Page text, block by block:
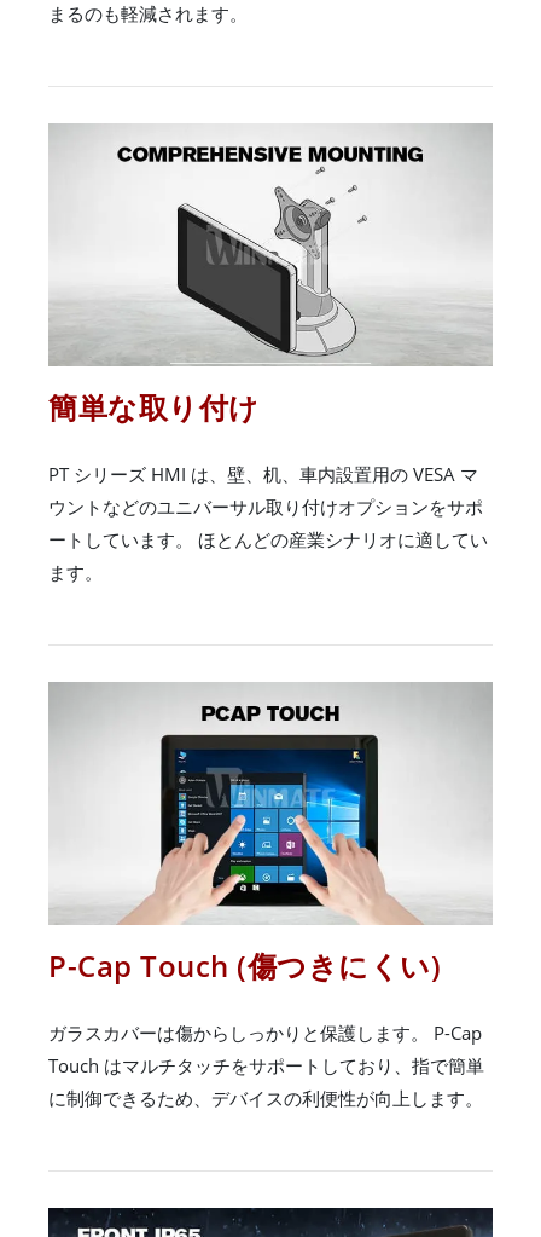
まるのも軽減されます。
簡単な取り付け
PT シリーズ HMI は、壁、机、車内設置用の VESA マ
ウントなどのユニバーサル取り付けオプションをサポ
ートしています。 ほとんどの産業シナリオに適してい
ます。
P-Cap Touch (傷つきにくい)
ガラスカバーは傷からしっかりと保護します。 P-Cap
Touch はマルチタッチをサポートしており、指で簡単
に制御できるため、デバイスの利便性が向上します。